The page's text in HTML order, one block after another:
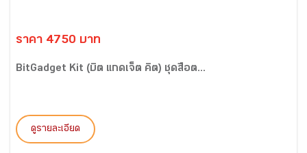
ราคา 4750 บาท
BitGadget Kit (บิต แกดเจ็ต คิต) ชุดสื่อต...
ดูรายละเอียด